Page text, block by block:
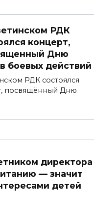
РДК
концерт,
Дню
боевых действий
РДК состоялся
посвящённый Дню
директора
— значит
детей